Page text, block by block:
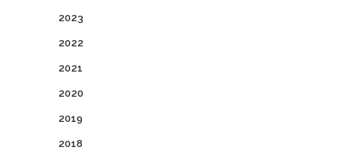
2023
2022
2021
2020
2019
2018